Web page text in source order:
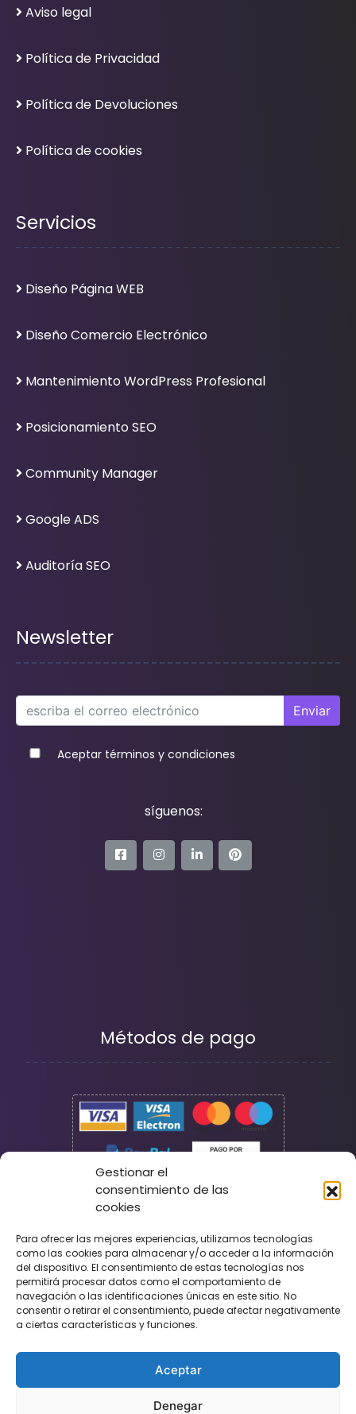
Gestionar el
consentimiento de las
cookies
Para ofrecer las mejores experiencias, utilizamos tecnologías
como las cookies para almacenar y/o acceder a la información
del dispositivo. El consentimiento de estas tecnologías nos
permitirá procesar datos como el comportamiento de
navegación o las identificaciones únicas en este sitio. No
consentir o retirar el consentimiento, puede afectar negativamente
a ciertas características y funciones.
Aceptar
Denegar
Aviso legal
Política de Privacidad
Política de Devoluciones
Política de cookies
Servicios
Diseño Página WEB
Diseño Comercio Electrónico
Mantenimiento WordPress Profesional
Posicionamiento SEO
Community Manager
Google ADS
Auditoría SEO
Newsletter
Enviar
Aceptar términos y condiciones
síguenos:
Métodos de pago